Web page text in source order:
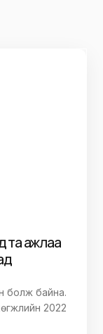
та ажлаа
болж байна.
2022